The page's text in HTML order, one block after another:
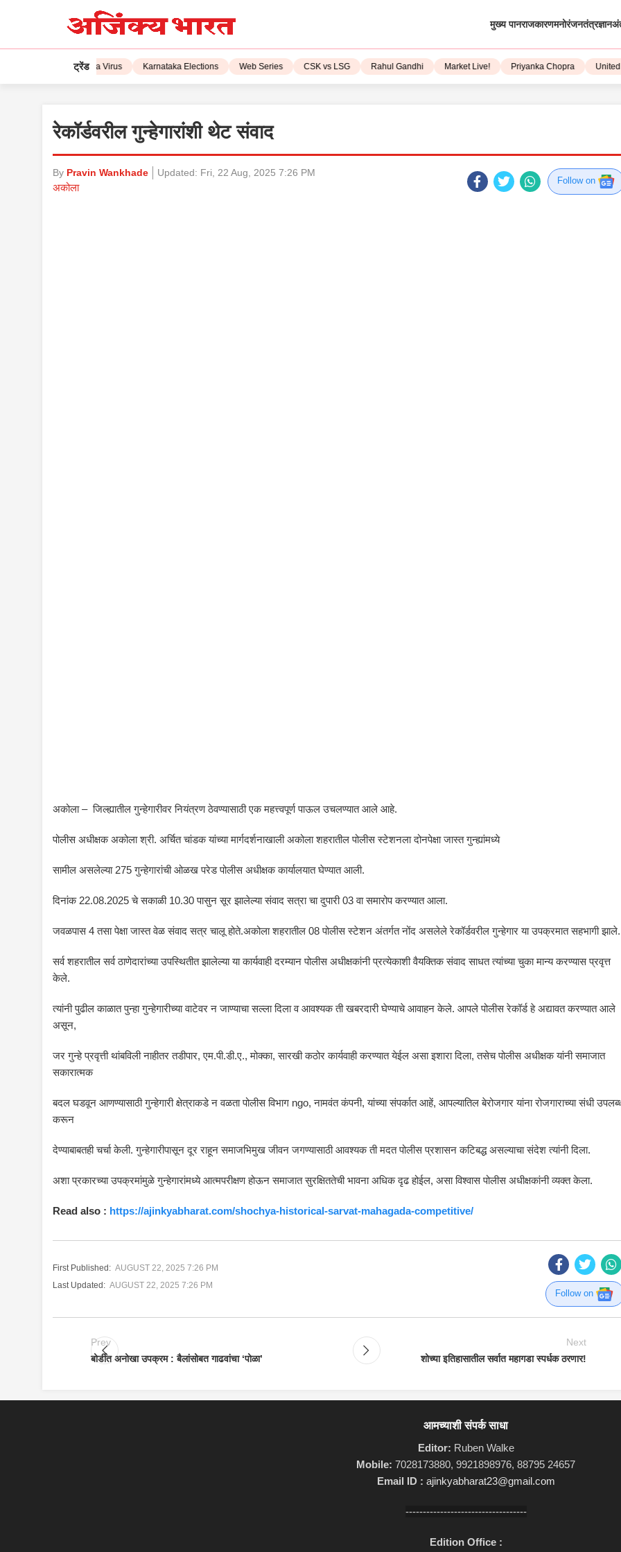
मुख्य पानराजकारणमनोरंजनतंत्रज्ञान
ट्रेंड
Corona Virus Karnataka Elections Web Series CSK vs LSG Rahul Gandhi Market Live! Priyanka Chopra United
रेकॉर्डवरील गुन्हेगारांशी थेट संवाद
By Pravin Wankhade Updated: Fri, 22 Aug, 2025 7:26 PM
अकोला
Follow on
अकोला – जिल्ह्यातील गुन्हेगारीवर नियंत्रण ठेवण्यासाठी एक महत्त्वपूर्ण पाऊल उचलण्यात आले आहे.
पोलीस अधीक्षक अकोला श्री. अर्चित चांडक यांच्या मार्गदर्शनाखाली अकोला शहरातील पोलीस स्टेशनला दोनपेक्षा जास्त गुन्ह्यांमध्ये
सामील असलेल्या 275 गुन्हेगारांची ओळख परेड पोलीस अधीक्षक कार्यालयात घेण्यात आली.
दिनांक 22.08.2025 चे सकाळी 10.30 पासुन सूर झालेल्या संवाद सत्रा चा दुपारी 03 वा समारोप करण्यात आला.
जवळपास 4 तसा पेक्षा जास्त वेळ संवाद सत्र चालू होते.अकोला शहरातील 08 पोलीस स्टेशन अंतर्गत नोंद असलेले रेकॉर्डवरील गुन्हेगार या उपक्रमात सहभागी झाले.
सर्व शहरातील सर्व ठाणेदारांच्या उपस्थितीत झालेल्या या कार्यवाही दरम्यान पोलीस अधीक्षकांनी प्रत्येकाशी वैयक्तिक संवाद साधत त्यांच्या चुका मान्य करण्यास प्रवृत्त
केले.
त्यांनी पुढील काळात पुन्हा गुन्हेगारीच्या वाटेवर न जाण्याचा सल्ला दिला व आवश्यक ती खबरदारी घेण्याचे आवाहन केले. आपले पोलीस रेकॉर्ड हे अद्यावत करण्यात आले
असून,
जर गुन्हे प्रवृत्ती थांबविली नाहीतर तडीपार, एम.पी.डी.ए., मोक्का, सारखी कठोर कार्यवाही करण्यात येईल असा इशारा दिला, तसेच पोलीस अधीक्षक यांनी समाजात
सकारात्मक
बदल घडवून आणण्यासाठी गुन्हेगारी क्षेत्राकडे न वळता पोलीस विभाग ngo, नामवंत कंपनी, यांच्या संपर्कात आहें, आपल्यातिल बेरोजगार यांना रोजगाराच्या संधी
करून
देण्याबाबतही चर्चा केली. गुन्हेगारीपासून दूर राहून समाजभिमुख जीवन जगण्यासाठी आवश्यक ती मदत पोलीस प्रशासन कटिबद्ध असल्याचा संदेश त्यांनी दिला.
अशा प्रकारच्या उपक्रमांमुळे गुन्हेगारांमध्ये आत्मपरीक्षण होऊन समाजात सुरक्षिततेची भावना अधिक दृढ होईल, असा विश्वास पोलीस अधीक्षकांनी व्यक्त केला.
Read also : https://ajinkyabharat.com/shochya-historical-sarvat-mahagada-competitive/
First Published: AUGUST 22, 2025 7:26 PM
Last Updated: AUGUST 22, 2025 7:26 PM
Follow on
Prev
बोर्डीत अनोखा उपक्रम : बैलांसोबत गाढवांचा ‘पोळा’
Next
शोच्या इतिहासातील सर्वात महागडा स्पर्धक ठरणार!
आमच्याशी संपर्क साधा
Editor: Ruben Walke
Mobile: 7028173880, 9921898976, 88795 24657
Email ID : ajinkyabharat23@gmail.com
-----------------------------------
Edition Office :